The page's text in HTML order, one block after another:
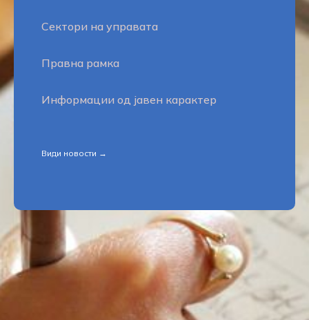
Сектори на управата
Правна рамка
Информации од јавен карактер
Види новости →